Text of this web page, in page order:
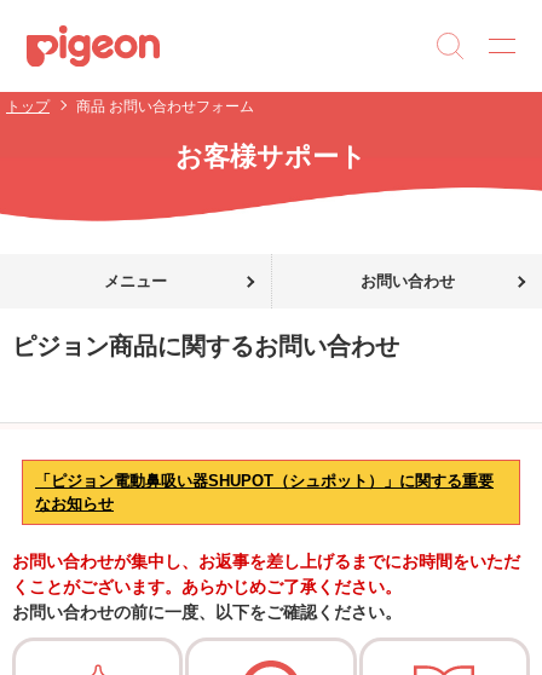
トップ 商品 お問い合わせフォーム
お客様サポート
メニュー お問い合わせ
ピジョン商品に関するお問い合わせ
「ピジョン電動鼻吸い器SHUPOT（シュポット）」に関する重要
なお知らせ
お問い合わせが集中し、お返事を差し上げるまでにお時間をいただ
くことがございます。あらかじめご了承ください。
お問い合わせの前に一度、以下をご確認ください。